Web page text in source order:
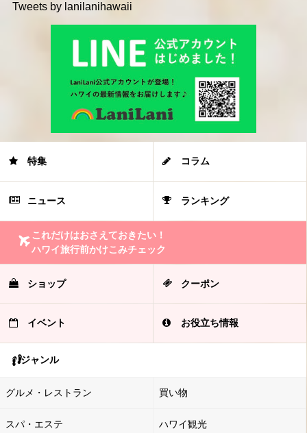
Tweets by lanilanihawaii
特集 コラム
ニュース ランキング
これだけはおさえておきたい！
ハワイ旅行前かけこみチェック
ショップ クーポン
イベント お役立ち情報
ジャンル
グルメ・レストラン 買い物
スパ・エステ ハワイ観光